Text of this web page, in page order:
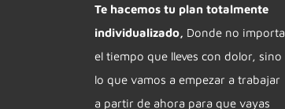
Te hacemos tu plan totalmente
individualizado, Donde no importa
el tiempo que lleves con dolor, sino
lo que vamos a empezar a trabajar
a partir de ahora para que vayas